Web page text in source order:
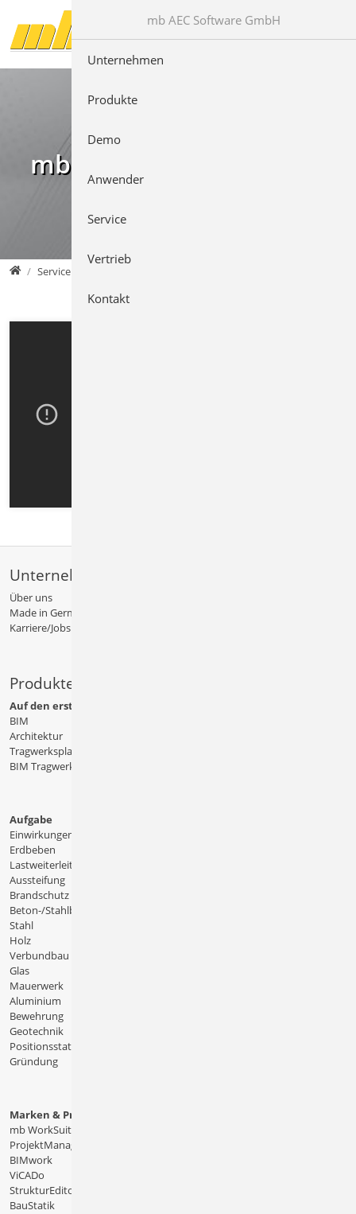
Direkt zur Hauptnavigation springen
Direkt zum Inhalt springen
mb Videos
mb AEC Software GmbH
Service
Unternehmen
Über uns
Made in Germany
Karriere/Jobs
Produkte
Auf den ersten Blick
BIM
Architektur
Tragwerksplanung
BIM Tragwerksplanung
Aufgabe
Einwirkungen
Erdbeben
Lastweiterleitung
Aussteifung
Brandschutz
Beton-/Stahlbeton
Stahl
Holz
Verbundbau
Glas
Mauerwerk
Aluminium
Bewehrung
Geotechnik
Positionsstatik
Gründung
Marken & Produkte
mb WorkSuite
ProjektManager
BIMwork
ViCADo
StrukturEditor
BauStatik
mb AEC Software GmbH
Unternehmen
Produkte
Demo
Anwender
Service
Vertrieb
Kontakt